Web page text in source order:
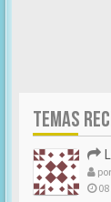
TEMAS
por
08